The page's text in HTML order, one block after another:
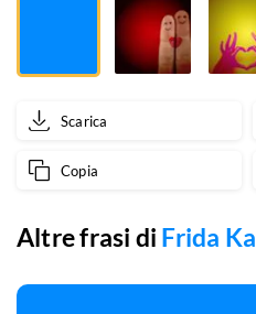
capacità
di
vedere
te
attraverso
i
Scarica
Copia
Altre frasi di Frida